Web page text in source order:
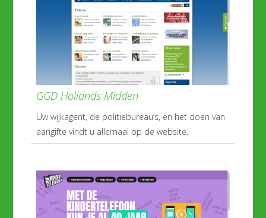
GGD Hollands Midden
Uw wijkagent, de politiebureau’s, en het doen van
aangifte vindt u allemaal op de website.